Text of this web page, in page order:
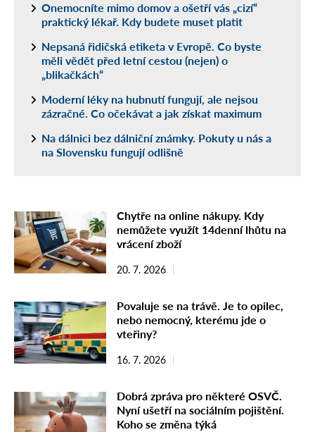
Onemocníte mimo domov a ošetří vás „cizí“
praktický lékař. Kdy budete muset platit
Nepsaná řidičská etiketa v Evropě. Co byste
měli vědět před letní cestou (nejen) o
„blikačkách“
Moderní léky na hubnutí fungují, ale nejsou
zázračné. Co očekávat a jak získat maximum
Na dálnici bez dálniční známky. Pokuty u nás a
na Slovensku fungují odlišně
Chytře na online nákupy. Kdy
nemůžete využít 14denní lhůtu na
vrácení zboží
20. 7. 2026
Povaluje se na trávě. Je to opilec,
nebo nemocný, kterému jde o
vteřiny?
16. 7. 2026
Dobrá zpráva pro některé OSVČ.
Nyní ušetří na sociálním pojištění.
Koho se změna týká